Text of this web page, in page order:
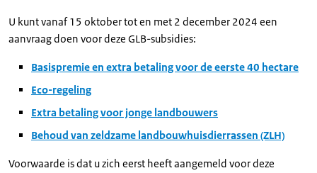
U kunt vanaf 15 oktober tot en met 2 december 2024 een
aanvraag doen voor deze GLB-subsidies:
Basispremie en extra betaling voor de eerste 40 hectare
Eco-regeling
Extra betaling voor jonge landbouwers
Behoud van zeldzame landbouwhuisdierrassen (ZLH)
Voorwaarde is dat u zich eerst heeft aangemeld voor deze